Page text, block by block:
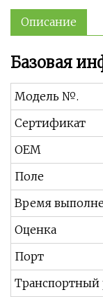
Описание
Базовая
Модель №.
Сертификат
OEM
Поле
Время
Оценка
Порт